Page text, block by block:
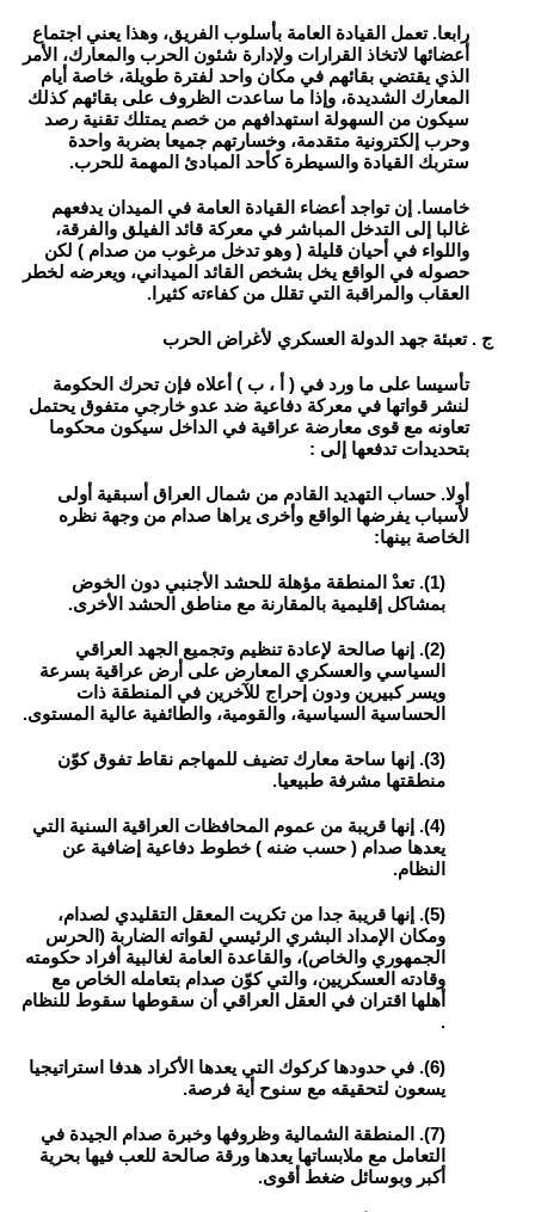
رابعا. تعمل القيادة العامة بأسلوب الفريق، وهذا يعني اجتماع
أعضائها لاتخاذ القرارات ولإدارة شئون الحرب والمعارك، الأمر
الذي يقتضي بقائهم في مكان واحد لفترة طويلة، خاصة أيام
المعارك الشديدة، وإذا ما ساعدت الظروف على بقائهم كذلك
سيكون من السهولة استهدافهم من خصم يمتلك تقنية رصد
وحرب إلكترونية متقدمة، وخسارتهم جميعا بضربة واحدة
ستربك القيادة والسيطرة كأحد المبادئ المهمة للحرب.
خامسا. إن تواجد أعضاء القيادة العامة في الميدان يدفعهم
غالبا إلى التدخل المباشر في معركة قائد الفيلق والفرقة،
واللواء في أحيان قليلة ( وهو تدخل مرغوب من صدام ) لكن
حصوله في الواقع يخل بشخص القائد الميداني، ويعرضه لخطر
العقاب والمراقبة التي تقلل من كفاءته كثيرا.
ج . تعبئة جهد الدولة العسكري لأغراض الحرب
تأسيسا على ما ورد في ( أ ، ب ) أعلاه فإن تحرك الحكومة
لنشر قواتها في معركة دفاعية ضد عدو خارجي متفوق يحتمل
تعاونه مع قوى معارضة عراقية في الداخل سيكون محكوما
بتحديدات تدفعها إلى :
أولا. حساب التهديد القادم من شمال العراق أسبقية أولى
لأسباب يفرضها الواقع وأخرى يراها صدام من وجهة نظره
الخاصة بينها:
(1). تعدْ المنطقة مؤهلة للحشد الأجنبي دون الخوض
بمشاكل إقليمية بالمقارنة مع مناطق الحشد الأخرى.
(2). إنها صالحة لإعادة تنظيم وتجميع الجهد العراقي
السياسي والعسكري المعارض على أرض عراقية بسرعة
ويسر كبيرين ودون إحراج للآخرين في المنطقة ذات
الحساسية السياسية، والقومية، والطائفية عالية المستوى.
(3). إنها ساحة معارك تضيف للمهاجم نقاط تفوق كوّن
منطقتها مشرفة طبيعيا.
(4). إنها قريبة من عموم المحافظات العراقية السنية التي
يعدها صدام ( حسب ضنه ) خطوط دفاعية إضافية عن
النظام.
(5). إنها قريبة جدا من تكريت المعقل التقليدي لصدام،
ومكان الإمداد البشري الرئيسي لقواته الضاربة (الحرس
الجمهوري والخاص)، والقاعدة العامة لغالبية أفراد حكومته
وقادته العسكريين، والتي كوّن صدام بتعامله الخاص مع
أهلها اقتران في العقل العراقي أن سقوطها سقوط للنظام
.
(6). في حدودها كركوك التي يعدها الأكراد هدفا استراتيجيا
يسعون لتحقيقه مع سنوح أية فرصة.
(7). المنطقة الشمالية وظروفها وخبرة صدام الجيدة في
التعامل مع ملابساتها يعدها ورقة صالحة للعب فيها بحرية
أكبر وبوسائل ضغط أقوى.